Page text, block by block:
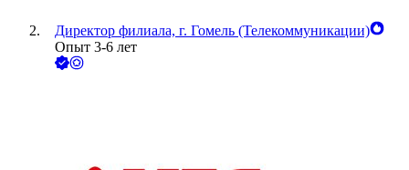
Директор филиала, г. Гомель (Телекоммуникации)
Опыт 3-6 лет